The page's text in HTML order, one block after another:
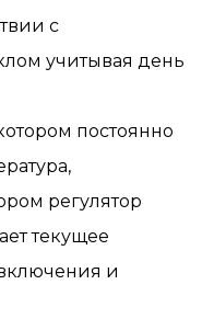
с
учитывая день
постоянно
регулятор
текущее
и